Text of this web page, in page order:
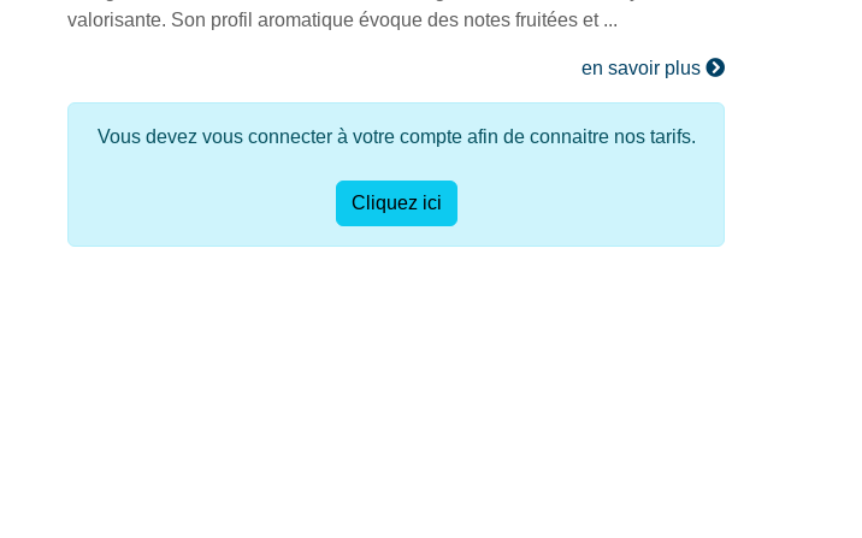
valorisante. Son profil aromatique évoque des notes fruitées et ...
en savoir plus
Vous devez vous connecter à votre compte afin de connaitre nos tarifs.
Cliquez ici